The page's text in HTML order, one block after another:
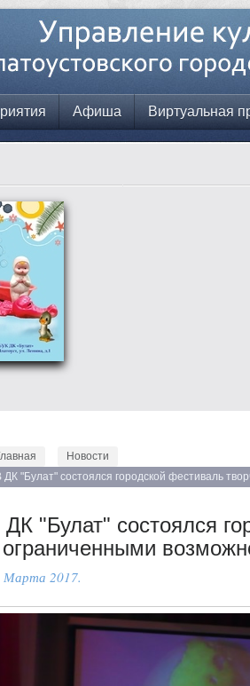
Афиша Виртуальная
Новости
ДК "Булат" состоялся городской фестиваль
"Булат" состоялся
Марта 2017.